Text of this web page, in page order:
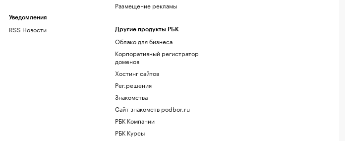
Уведомления
RSS Новости
Размещение рекламы
Другие продукты РБК
Облако для бизнеса
Корпоративный регистратор
доменов
Хостинг сайтов
Рег.решения
Знакомства
Сайт знакомств podbor.ru
РБК Компании
РБК Курсы